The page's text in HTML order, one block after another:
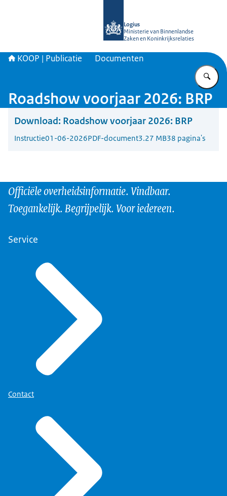
Logius
Ministerie van Binnenlandse
Zaken en Koninkrijksrelaties
KOOP | Publicatie Documenten
Roadshow voorjaar 2026: BRP
Download: Roadshow voorjaar 2026: BRP
Instructie01-06-2026PDF-document3.27 MB38 pagina's
Officiële overheidsinformatie. Vindbaar.
Toegankelijk. Begrijpelijk. Voor iedereen.
Service
Contact